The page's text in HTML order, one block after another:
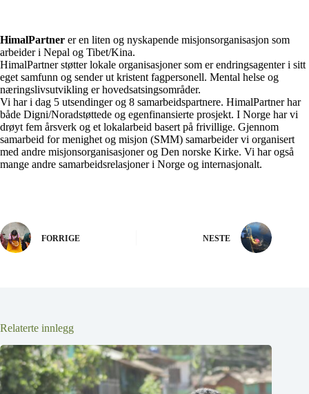
HimalPartner er en liten og nyskapende misjonsorganisasjon som
arbeider i Nepal og Tibet/Kina.
HimalPartner støtter lokale organisasjoner som er endringsagenter i sitt
eget samfunn og sender ut kristent fagpersonell. Mental helse og
næringslivsutvikling er hovedsatsingsområder.
Vi har i dag 5 utsendinger og 8 samarbeidspartnere. HimalPartner har
både Digni/Noradstøttede og egenfinansierte prosjekt. I Norge har vi
drøyt fem årsverk og et lokalarbeid basert på frivillige. Gjennom
samarbeid for menighet og misjon (SMM) samarbeider vi organisert
med andre misjonsorganisasjoner og Den norske Kirke. Vi har også
mange andre samarbeidsrelasjoner i Norge og internasjonalt.
FORRIGE NESTE
Relaterte innlegg